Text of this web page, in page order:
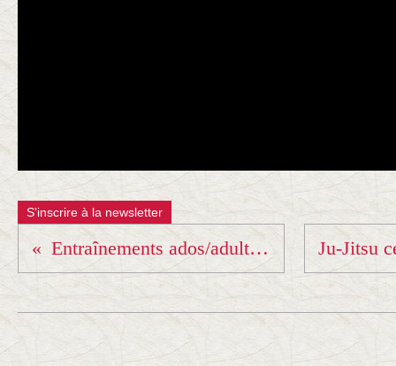
S'inscrire à la newsletter
Entraînements ados/adultes pendant les vacances d'hiver....